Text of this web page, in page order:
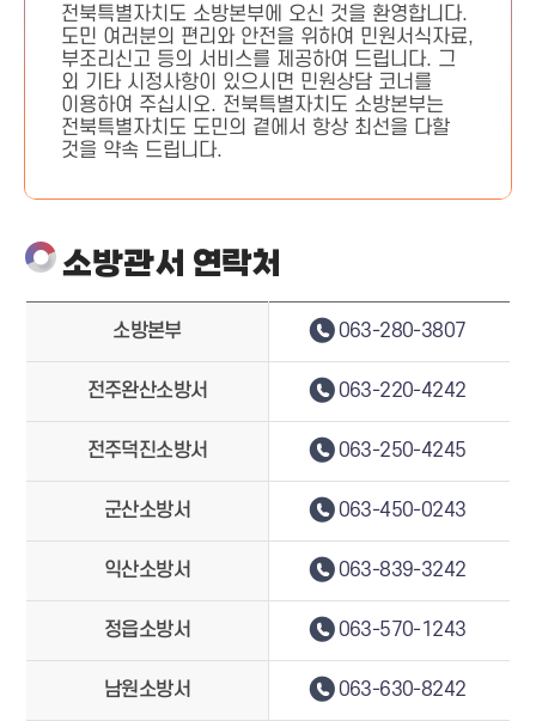
전북특별자치도 소방본부에 오신 것을 환영합니다.
도민 여러분의 편리와 안전을 위하여 민원서식자료,
부조리신고 등의 서비스를 제공하여 드립니다. 그
외 기타 시정사항이 있으시면 민원상담 코너를
이용하여 주십시오. 전북특별자치도 소방본부는
전북특별자치도 도민의 곁에서 항상 최선을 다할
것을 약속 드립니다.
소방관서 연락처
소방본부 063-280-3807
전주완산소방서 063-220-4242
전주덕진소방서 063-250-4245
군산소방서 063-450-0243
익산소방서 063-839-3242
정읍소방서 063-570-1243
남원소방서 063-630-8242